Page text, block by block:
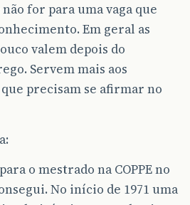
for para uma vaga que
Em geral as
valem depois do
Servem mais aos
precisam se afirmar no
o mestrado na COPPE no
No início de 1971 uma